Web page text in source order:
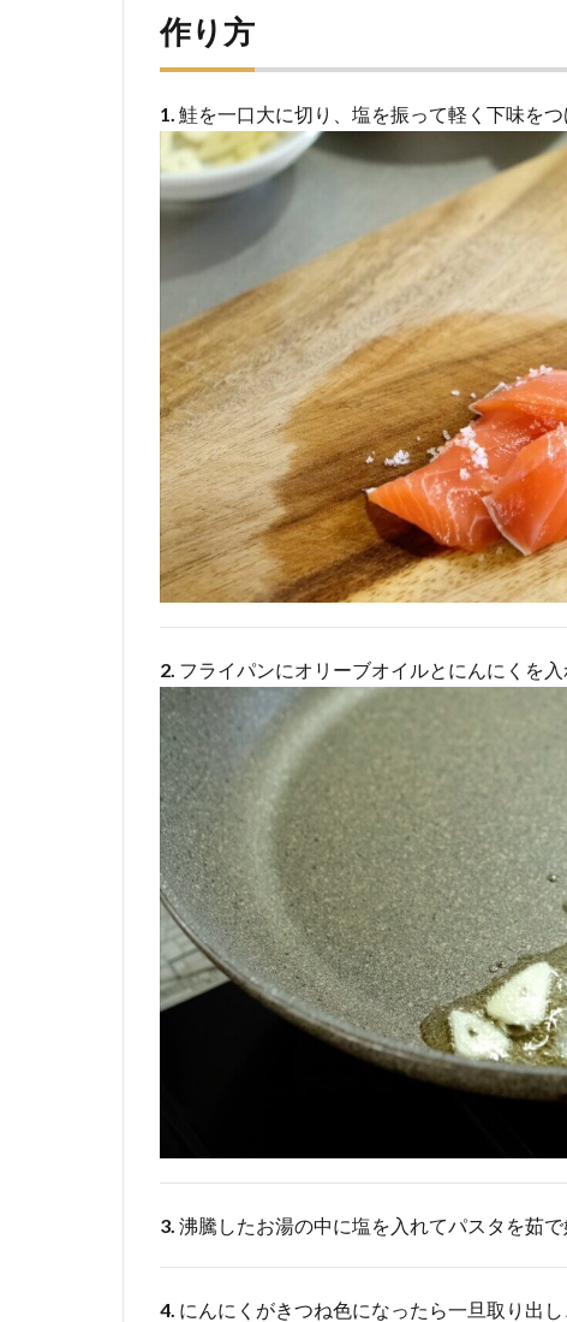
作り方
1. 鮭を一口大に切り、塩を振って軽く下味をつ
2. フライパンにオリーブオイルとにんにくを
3. 沸騰したお湯の中に塩を入れてパスタを茹で
4. にんにくがきつね色になったら一旦取り出